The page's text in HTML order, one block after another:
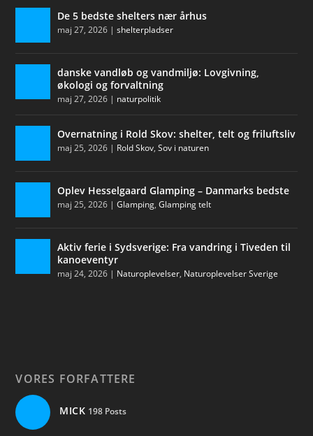
De 5 bedste shelters nær århus
maj 27, 2026 |shelterpladser
danske vandløb og vandmiljø: Lovgivning,
økologi og forvaltning
maj 27, 2026 | naturpolitik
Overnatning i Rold Skov: shelter, telt og friluftsliv
maj 25, 2026 | Rold Skov,Sov i naturen
Oplev Hesselgaard Glamping – Danmarks bedste
maj 25, 2026 |Glamping,Glamping telt
Aktiv ferie i Sydsverige: Fra vandring i Tiveden til
kanoeventyr
maj 24, 2026 | Naturoplevelser, Naturoplevelser Sverige
VORES FORFATTERE
MICK 198 Posts